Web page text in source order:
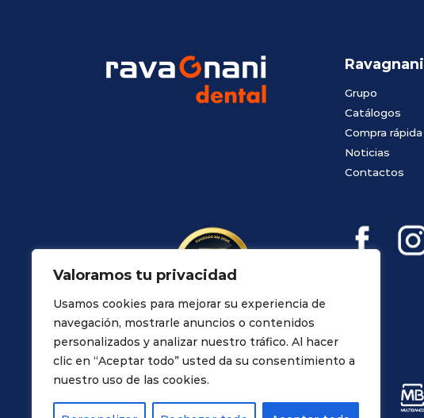
Valoramos tu privacidad
Usamos cookies para mejorar su experiencia de
navegación, mostrarle anuncios o contenidos
personalizados y analizar nuestro tráfico. Al hacer
clic en “Aceptar todo” usted da su consentimiento a
nuestro uso de las cookies.
Ravagnani
Grupo
Catálogos
Compra rápida
Noticias
Contactos